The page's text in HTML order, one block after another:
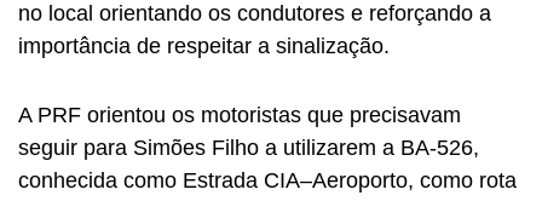
no local orientando os condutores e reforçando a
importância de respeitar a sinalização.
A PRF orientou os motoristas que precisavam
seguir para Simões Filho a utilizarem a BA-526,
conhecida como Estrada CIA–Aeroporto, como rota